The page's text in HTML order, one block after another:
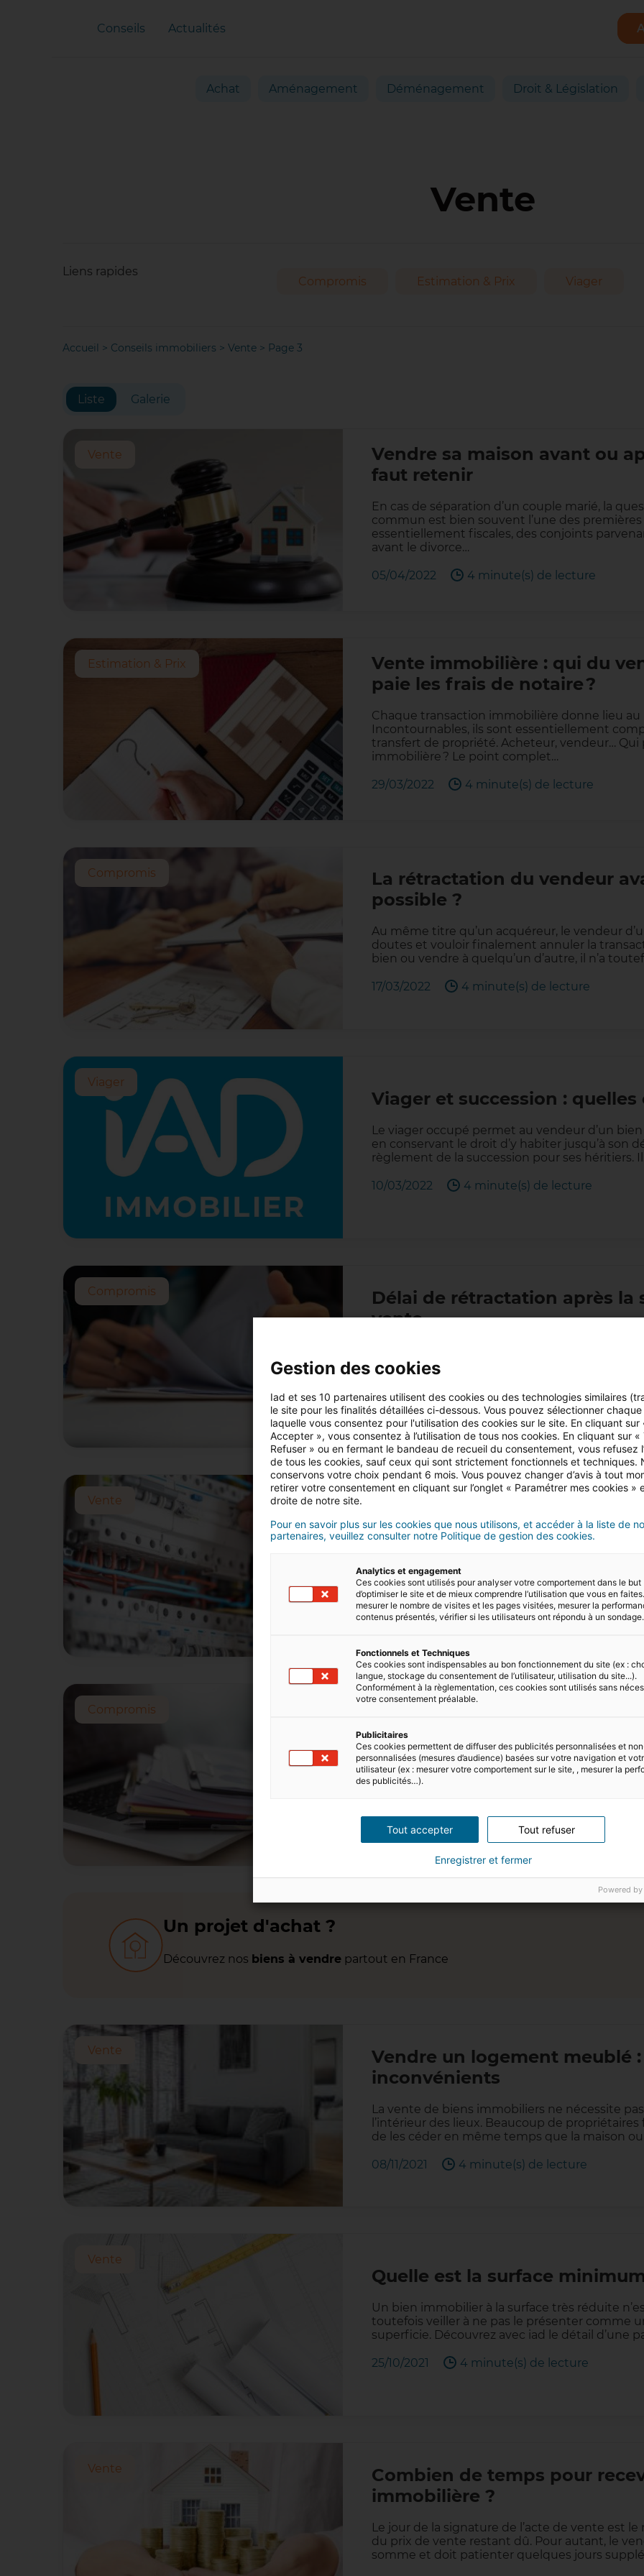
Conseils Actualités
Achat Aménagement Déménagement Droit & Législation
Vente
Liens rapides
Compromis Estimation & Prix Viager
Accueil > Conseils immobiliers > Vente > Page 3
Liste Galerie
Vente
Vendre sa maison avant ou
faut retenir
En cas de séparation d’un couple marié, la
commun est bien souvent l’une des premières
essentiellement fiscales, des conjoints
avant le divorce…
05/04/2022 4 minute(s) de lecture
Estimation & Prix
Vente immobilière : qui du
paie les frais de notaire ?
Chaque transaction immobilière donne lieu
Incontournables, ils sont essentiellement
transfert de propriété. Acheteur, vendeur… Qui
immobilière ? Le point complet…
29/03/2022 4 minute(s) de lecture
Compromis
La rétractation du vendeur
possible ?
Au même titre qu’un acquéreur, le vendeur
doutes et vouloir finalement annuler la
bien ou vendre à quelqu’un d’autre, il n’a
17/03/2022 4 minute(s) de lecture
Viager
Viager et succession : quelles
Le viager occupé permet au vendeur d’un
en conservant le droit d’y habiter jusqu’à son
règlement de la succession pour ses héritiers.
10/03/2022 4 minute(s) de lecture
Compromis
Délai de rétractation après
vente
Pendant plusieurs jours, le futur acquéreur
à son projet sans pénalité et sans fournir de
d’un compromis de vente est conçu pour le
21/02/2022 4 minute(s) de lecture
Vente
Mise en conformité de
vente
Lorsque l’on souhaite vendre, on se pose
question de la mise en conformité de
répond. Un état de l’installation intérieure
30/12/2021 4 minute(s) de lecture
Compromis
Quelle est la différence entre
promesse de vente ?
Le compromis et la promesse de vente sont
la vente définitive d’un bien immobilier. En
communs et se distinguent principalement
17/12/2021 4 minute(s) de lecture
Un projet d'achat ?
Découvrez nos biens à vendre partout en France
Vente
Vendre un logement meublé
inconvénients
La vente de biens immobiliers ne nécessite
l’intérieur des lieux. Beaucoup de
de les céder en même temps que la maison
08/11/2021 4 minute(s) de lecture
Vente
Quelle est la surface
Un bien immobilier à la surface très réduite
toutefois veiller à ne pas le présenter comme
superficie. Découvrez avec iad le détail d’une
25/10/2021 4 minute(s) de lecture
Vente
Combien de temps pour
immobilière ?
Le jour de la signature de l’acte de vente est
du prix de vente restant dû. Pour autant, le
somme et doit patienter quelques jours
Gestion des cookies
Iad et ses 10 partenaires utilisent des cookies ou des technologies similaires
le site pour les finalités détaillées ci-dessous. Vous pouvez sélectionner
laquelle vous consentez pour l'utilisation des cookies sur le site. En cliquant sur
Accepter », vous consentez à l’utilisation de tous nos cookies. En cliquant sur «
Refuser » ou en fermant le bandeau de recueil du consentement, vous refusez
de tous les cookies, sauf ceux qui sont strictement fonctionnels et techniques.
conservons votre choix pendant 6 mois. Vous pouvez changer d’avis à tout
retirer votre consentement en cliquant sur l’onglet « Paramétrer mes cookies »
droite de notre site.
Pour en savoir plus sur les cookies que nous utilisons, et accéder à la liste de
partenaires, veuillez consulter notre Politique de gestion des cookies.
Analytics et engagement
Ces cookies sont utilisés pour analyser votre comportement dans le but
d’optimiser le site et de mieux comprendre l’utilisation que vous en
mesurer le nombre de visites et les pages visitées, mesurer la
contenus présentés, vérifier si les utilisateurs ont répondu à un
Fonctionnels et Techniques
Ces cookies sont indispensables au bon fonctionnement du site (ex :
langue, stockage du consentement de l’utilisateur, utilisation du site...).
Conformément à la règlementation, ces cookies sont utilisés sans
votre consentement préalable.
Publicitaires
Ces cookies permettent de diffuser des publicités personnalisées et
personnalisées (mesures d’audience) basées sur votre navigation et
utilisateur (ex : mesurer votre comportement sur le site, , mesurer la
des publicités…).
Tout accepter Tout refuser
Enregistrer et fermer
Powered by